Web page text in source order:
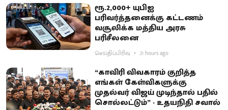
ரூ.2,000+ யுபிஐ
பரிவர்த்தனைக்கு கட்டணம்
வசூலிக்க மத்திய அரசு
பரிசீலனை
செய்திப்பிரிவு 21 hours ago
“காவிரி விவகாரம் குறித்த
எங்கள் கேள்விகளுக்கு
முதல்வர் விஜய் முடிந்தால் பதில்
சொல்லட்டும்” - உதயநிதி சவால்